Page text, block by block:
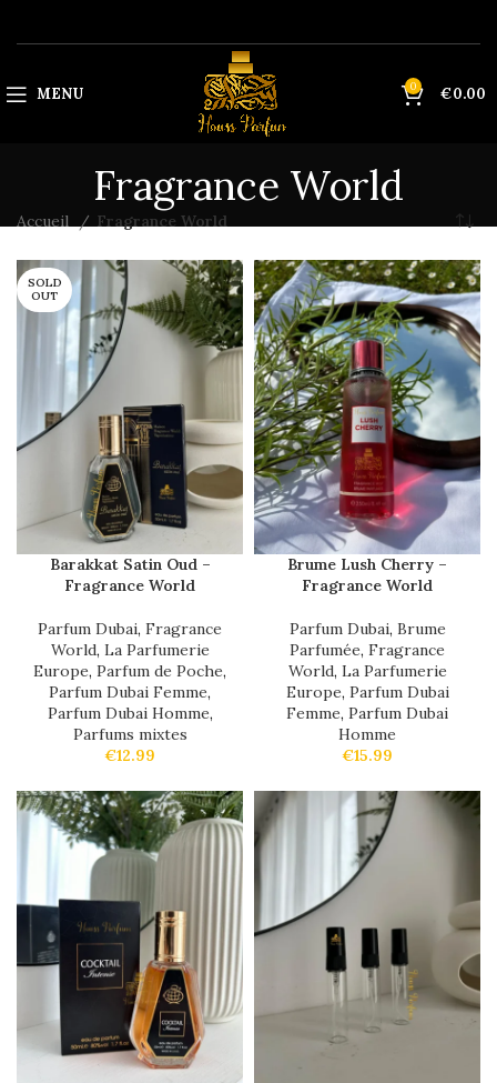
MENU 0 €0.00
Fragrance World
Accueil Fragrance World
SOLD
OUT
Barakkat Satin Oud –
Fragrance World
Parfum Dubai, Fragrance
World, La Parfumerie
Europe, Parfum de Poche,
Parfum Dubai Femme,
Parfum Dubai Homme,
Parfums mixtes
€12.99
Brume Lush Cherry –
Fragrance World
Parfum Dubai, Brume
Parfumée, Fragrance
World, La Parfumerie
Europe, Parfum Dubai
Femme, Parfum Dubai
Homme
€15.99